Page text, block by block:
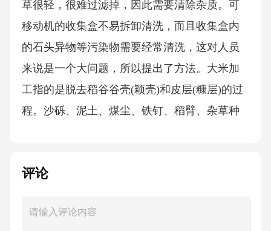
评论